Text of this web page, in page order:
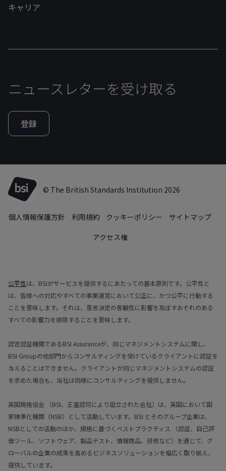
キャリア
ニュースレターを受け取る
登録
© The British Standards Institution 2026
個人情報保護方針 利用規約 クッキーポリシー
サイトマップ
アクセス権
公平性は、BSIがサービスを提供するにあたっての基本原則です。公平性と
は、皆様への対応やすべての事業運営において公正に、かつ公平に行動する
ことを意味します。それは、意思決定の客観性に影響を及ぼすおそれのある
すべての影響力を排除することを意味します。
認定認証機関であるBSI Assuranceが、同じマネジメントシステムに関し、
BSI Groupの他部門からコンサルティングを受けているクライアントに認証を
与えることはできません。クライアントが同じマネジメントシステムの認証
を求めた場合も、当社は同様にコンサルティングを提供しません。
英国規格協会 （BSI、王室認可により設立された会社）は、英国において国
家標準化機関（NSB）として活動しています。BSI とそのグループ企業は、
NSBとしての活動のほか、規格に基づくベストプラクティス （認証、自己評
価ツール、ソフトウェア、製品テスト、情報商品、研修など）を通じて、グ
ローバルの企業の成果を高めるビジネスソリューションを幅広く取り揃え、
提供しています。